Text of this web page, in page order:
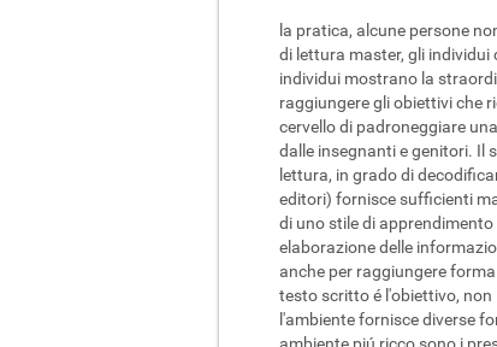
la pratica, alcune persone
di lettura master, gli
individui mostrano la
raggiungere gli obiettivi che
cervello di padroneggiare
dalle insegnanti e genitori. Il
lettura, in grado di
editori) fornisce sufficienti
di uno stile di
elaborazione delle
anche per raggiungere
testo scritto é l'obiettivo, non
l'ambiente fornisce diverse